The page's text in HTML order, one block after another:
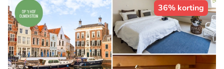
36% korting